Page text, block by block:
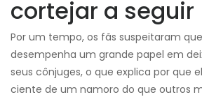
cortejar a seguir
Por um tempo, os fãs suspeitaram
desempenha um grande papel em
seus cônjuges, o que explica por que
ciente de um namoro do que outros